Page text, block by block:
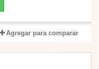
Agregar para comparar